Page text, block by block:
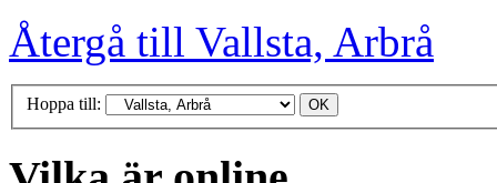
Återgå till Vallsta, Arbrå
Hoppa till: